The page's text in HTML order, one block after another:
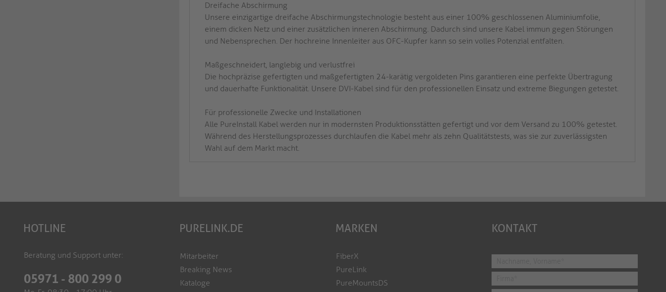
Dreifache Abschirmung
Unsere einzigartige dreifache Abschirmungstechnologie besteht aus einer 100% geschlossenen Aluminiumfolie,
einem dicken Netz und einer zusätzlichen inneren Abschirmung. Dadurch sind unsere Kabel immun gegen Störungen
und Nebensprechen. Der hochreine Innenleiter aus OFC-Kupfer kann so sein volles Potenzial entfalten.
Maßgeschneidert, langlebig und verlustfrei
Die hochpräzise gefertigten und maßgefertigten 24-karätig vergoldeten Pins garantieren eine perfekte Übertragung
und dauerhafte Funktionalität. Unsere DVI-Kabel sind für den professionellen Einsatz und extreme Biegungen getestet.
Für professionelle Zwecke und Installationen
Alle PureInstall Kabel werden nur in modernsten Produktionsstätten gefertigt und vor dem Versand zu 100% getestet.
Während des Herstellungsprozesses durchlaufen die Kabel mehr als zehn Qualitätstests, was sie zur zuverlässigsten
Wahl auf dem Markt macht.
HOTLINE
Beratung und Support unter:
05971 - 800 299 0
PURELINK.DE
Mitarbeiter
Breaking News
Kataloge
MARKEN
FiberX
PureLink
PureMountsDS
KONTAKT